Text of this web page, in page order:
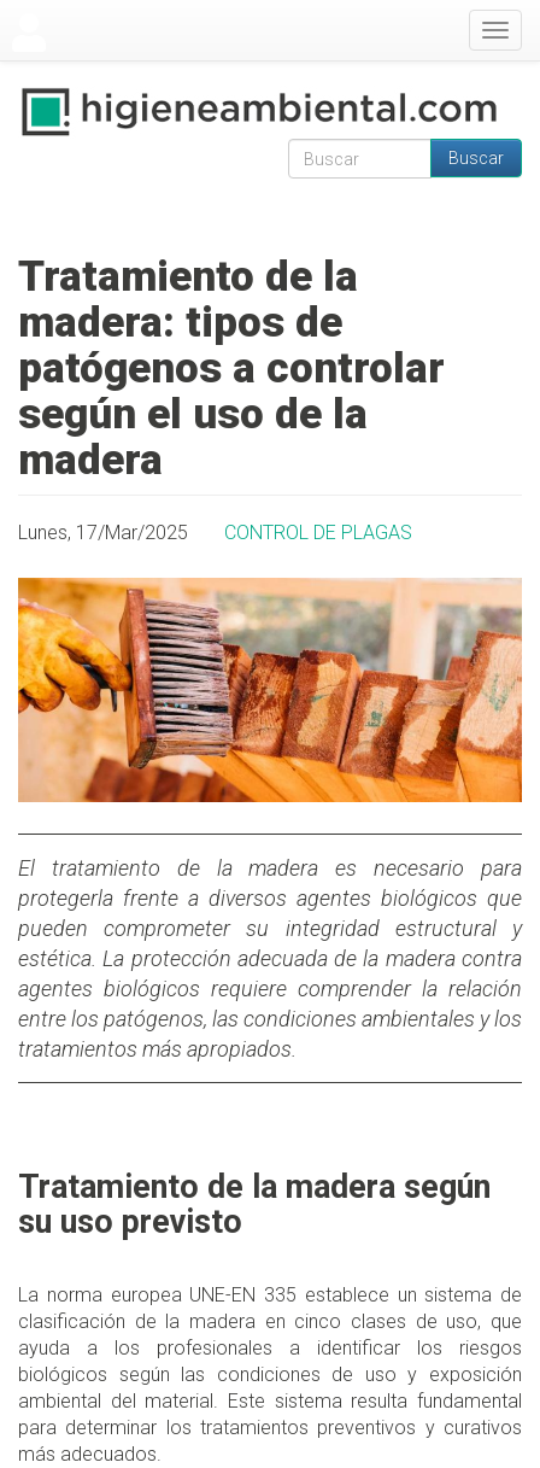
Formulario de
Buscar
Tratamiento de la
madera: tipos de
patógenos a controlar
según el uso de la
madera
Lunes, 17/Mar/2025 CONTROL DE PLAGAS
El tratamiento de la madera es necesario para
protegerla frente a diversos agentes biológicos que
pueden comprometer su integridad estructural y
estética. La protección adecuada de la madera contra
agentes biológicos requiere comprender la relación
entre los patógenos, las condiciones ambientales y los
tratamientos más apropiados.
Tratamiento de la madera según
su uso previsto
La norma europea UNE-EN 335 establece un sistema de
clasificación de la madera en cinco clases de uso, que
ayuda a los profesionales a identificar los riesgos
biológicos según las condiciones de uso y exposición
ambiental del material. Este sistema resulta fundamental
para determinar los tratamientos preventivos y curativos
más adecuados.